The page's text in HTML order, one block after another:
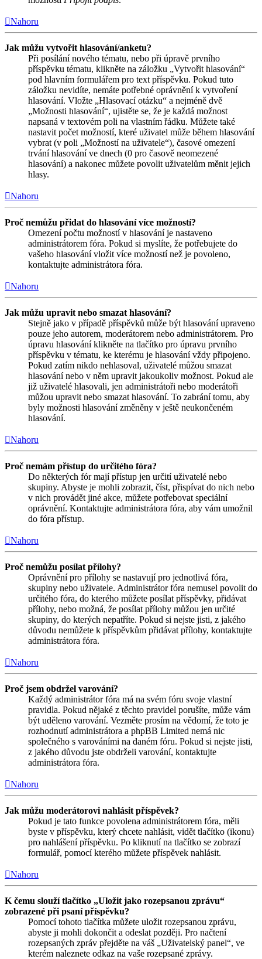
Nahoru
Jak můžu vytvořit hlasování/anketu?
Při posílání nového tématu, nebo při úpravě prvního
příspěvku tématu, klikněte na záložku „Vytvořit hlasování“
pod hlavním formulářem pro text příspěvku. Pokud tuto
záložku nevidíte, nemáte potřebné oprávnění k vytvoření
hlasování. Vložte „Hlasovací otázku“ a nejméně dvě
„Možnosti hlasování“, ujistěte se, že je každá možnost
napsaná v textovém poli na vlastním řádku. Můžete také
nastavit počet možností, které uživatel může během hlasování
vybrat (v poli „Možností na uživatele“), časové omezení
trvání hlasování ve dnech (0 pro časově neomezené
hlasování) a nakonec můžete povolit uživatelům měnit jejich
hlasy.
Nahoru
Proč nemůžu přidat do hlasování více možností?
Omezení počtu možností v hlasování je nastaveno
administrátorem fóra. Pokud si myslíte, že potřebujete do
vašeho hlasování vložit více možností než je povoleno,
kontaktujte administrátora fóra.
Nahoru
Jak můžu upravit nebo smazat hlasování?
Stejně jako v případě příspěvků může být hlasování upraveno
pouze jeho autorem, moderátorem nebo administrátorem. Pro
úpravu hlasování klikněte na tlačítko pro úpravu prvního
příspěvku v tématu, ke kterému je hlasování vždy připojeno.
Pokud zatím nikdo nehlasoval, uživatelé můžou smazat
hlasování nebo v něm upravit jakoukoliv možnost. Pokud ale
již uživatelé hlasovali, jen administrátoři nebo moderátoři
můžou upravit nebo smazat hlasování. To zabrání tomu, aby
byly možnosti hlasování změněny v ještě neukončeném
hlasování.
Nahoru
Proč nemám přístup do určitého fóra?
Do některých fór mají přístup jen určití uživatelé nebo
skupiny. Abyste je mohli zobrazit, číst, přispívat do nich nebo
v nich provádět jiné akce, můžete potřebovat speciální
oprávnění. Kontaktujte administrátora fóra, aby vám umožnil
do fóra přístup.
Nahoru
Proč nemůžu posílat přílohy?
Oprávnění pro přílohy se nastavují pro jednotlivá fóra,
skupiny nebo uživatele. Administrátor fóra nemusel povolit do
určitého fóra, do kterého můžete posílat příspěvky, přidávat
přílohy, nebo možná, že posílat přílohy můžou jen určité
skupiny, do kterých nepatříte. Pokud si nejste jisti, z jakého
důvodu nemůžete k příspěvkům přidávat přílohy, kontaktujte
administrátora fóra.
Nahoru
Proč jsem obdržel varování?
Každý administrátor fóra má na svém fóru svoje vlastní
pravidla. Pokud nějaké z těchto pravidel porušíte, může vám
být uděleno varování. Vezměte prosím na vědomí, že toto je
rozhodnutí administrátora a phpBB Limited nemá nic
společného s varováními na daném fóru. Pokud si nejste jisti,
z jakého důvodu jste obdrželi varování, kontaktujte
administrátora fóra.
Nahoru
Jak můžu moderátorovi nahlásit příspěvek?
Pokud je tato funkce povolena administrátorem fóra, měli
byste v příspěvku, který chcete nahlásit, vidět tlačítko (ikonu)
pro nahlášení příspěvku. Po kliknutí na tlačítko se zobrazí
formulář, pomocí kterého můžete příspěvek nahlásit.
Nahoru
K čemu slouží tlačítko „Uložit jako rozepsanou zprávu“
zobrazené při psaní příspěvku?
Pomocí tohoto tlačítka můžete uložit rozepsanou zprávu,
abyste ji mohli dokončit a odeslat později. Pro načtení
rozepsaných zpráv přejděte na váš „Uživatelský panel“, ve
kterém naleznete odkaz na vaše rozepsané zprávy.